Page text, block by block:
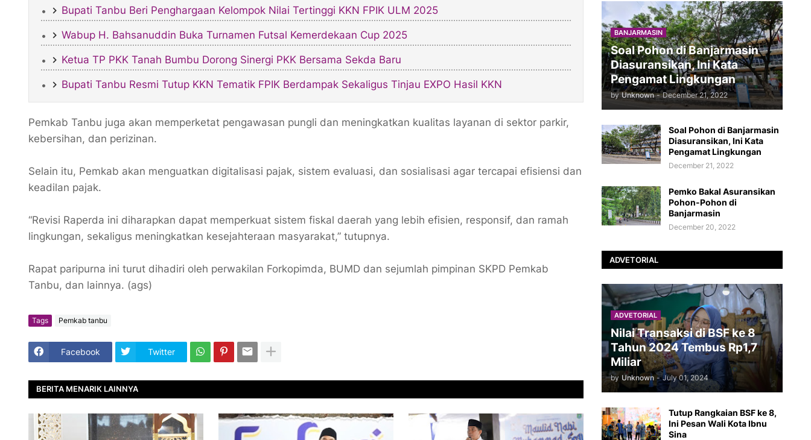
Bupati Tanbu Beri Penghargaan Kelompok Nilai Tertinggi KKN FPIK ULM 2025
Wabup H. Bahsanuddin Buka Turnamen Futsal Kemerdekaan Cup 2025
Ketua TP PKK Tanah Bumbu Dorong Sinergi PKK Bersama Sekda Baru
Bupati Tanbu Resmi Tutup KKN Tematik FPIK Berdampak Sekaligus Tinjau EXPO Hasil KKN
Pemkab Tanbu juga akan memperketat pengawasan pungli dan meningkatkan kualitas layanan di sektor parkir,
kebersihan, dan perizinan.
Selain itu, Pemkab akan menguatkan digitalisasi pajak, sistem evaluasi, dan sosialisasi agar tercapai efisiensi dan
keadilan pajak.
“Revisi Raperda ini diharapkan dapat memperkuat sistem fiskal daerah yang lebih efisien, responsif, dan ramah
lingkungan, sekaligus meningkatkan kesejahteraan masyarakat,” tutupnya.
Rapat paripurna ini turut dihadiri oleh perwakilan Forkopimda, BUMD dan sejumlah pimpinan SKPD Pemkab
Tanbu, dan lainnya. (ags)
Tags Pemkab tanbu
Facebook Twitter
BERITA MENARIK LAINNYA
BANJARMASIN
Soal Pohon di Banjarmasin
Diasuransikan, Ini Kata
Pengamat Lingkungan
by Unknown - December 21, 2022
Soal Pohon di Banjarmasin
Diasuransikan, Ini Kata
Pengamat Lingkungan
December 21, 2022
Pemko Bakal Asuransikan
Pohon-Pohon di
Banjarmasin
December 20, 2022
ADVETORIAL
ADVETORIAL
Nilai Transaksi di BSF ke 8
Tahun 2024 Tembus Rp1,7
Miliar
by Unknown - July 01, 2024
Tutup Rangkaian BSF ke 8,
Ini Pesan Wali Kota Ibnu
Sina